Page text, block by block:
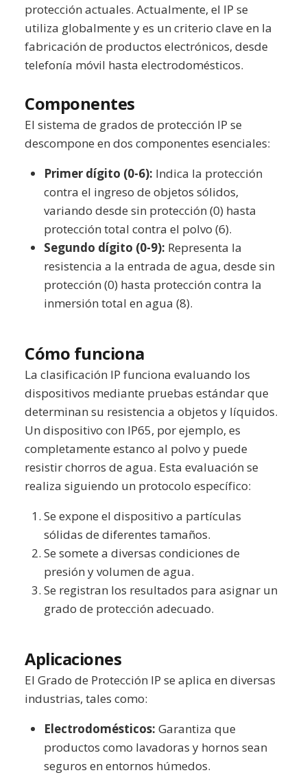
protección actuales. Actualmente, el IP se
utiliza globalmente y es un criterio clave en la
fabricación de productos electrónicos, desde
telefonía móvil hasta electrodomésticos.
Componentes
El sistema de grados de protección IP se
descompone en dos componentes esenciales:
Primer dígito (0-6): Indica la protección
contra el ingreso de objetos sólidos,
variando desde sin protección (0) hasta
protección total contra el polvo (6).
Segundo dígito (0-9): Representa la
resistencia a la entrada de agua, desde sin
protección (0) hasta protección contra la
inmersión total en agua (8).
Cómo funciona
La clasificación IP funciona evaluando los
dispositivos mediante pruebas estándar que
determinan su resistencia a objetos y líquidos.
Un dispositivo con IP65, por ejemplo, es
completamente estanco al polvo y puede
resistir chorros de agua. Esta evaluación se
realiza siguiendo un protocolo específico:
Se expone el dispositivo a partículas
sólidas de diferentes tamaños.
Se somete a diversas condiciones de
presión y volumen de agua.
Se registran los resultados para asignar un
grado de protección adecuado.
Aplicaciones
El Grado de Protección IP se aplica en diversas
industrias, tales como:
Electrodomésticos: Garantiza que
productos como lavadoras y hornos sean
seguros en entornos húmedos.